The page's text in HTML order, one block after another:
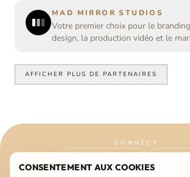
MAD MIRROR STUDIOS
Votre premier choix pour le
design, la production vidéo et le
AFFICHER PLUS DE PARTENAIRES
CONNECT
CONSENTEMENT AUX COOKIES